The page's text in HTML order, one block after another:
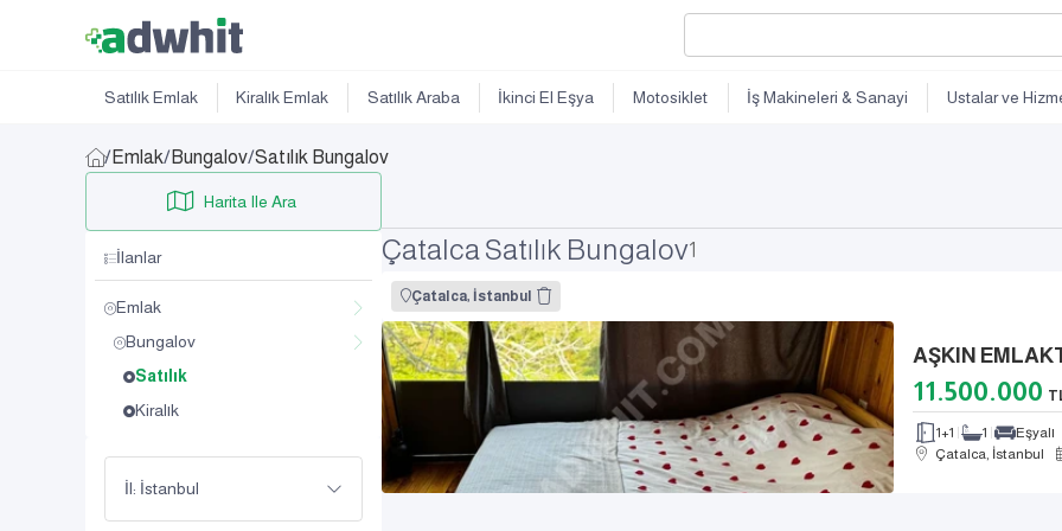
Satılık Emlak Kiralık Emlak Satılık Araba İkinci El Eşya Motosiklet İş Makineleri & Sanayi Ustalar ve
/Emlak/Bungalov/Satılık Bungalov
Harita Ile Ara
İlanlar
Emlak
Bungalov
Satılık
Kiralık
İl: İstanbul
Çatalca Satılık Bungalov1
Çatalca, İstanbul
11.500.000
1+1 1
Eşyalı
Çatalca, İstanbul